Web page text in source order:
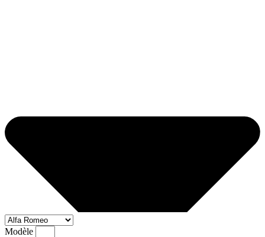
Modèle